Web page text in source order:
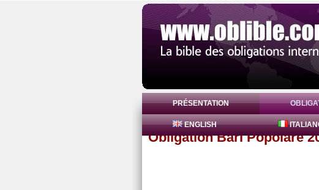
PRÉSENTATION
ENGLISH
Obligation Bari Popolare